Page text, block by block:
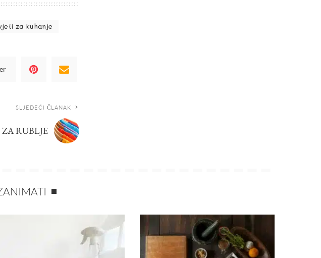
za kuhanje
SLJEDEĆI ČLANAK
RUBLJE